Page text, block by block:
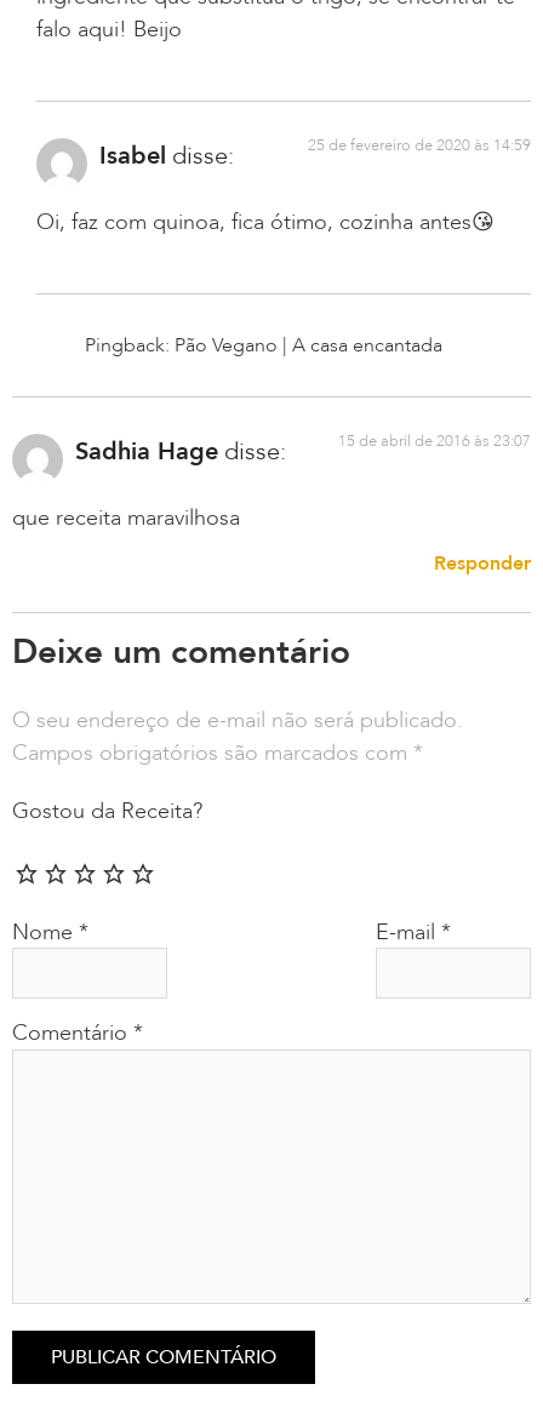
falo aqui! Beijo
Isabel disse: 25 de fevereiro de 2020 às 14:59
Oi, faz com quinoa, fica ótimo, cozinha antes😘
Pingback: Pão Vegano | A casa encantada
Sadhia Hage disse: 15 de abril de 2016 às 23:07
que receita maravilhosa
Responder
Deixe um comentário
O seu endereço de e-mail não será publicado.
Campos obrigatórios são marcados com *
Gostou da Receita?
Comentário *
Nome * E-mail *